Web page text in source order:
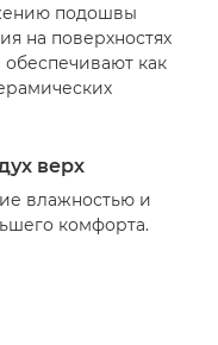
подошвы
на поверхностях
обеспечивают как
верх
влажностью и
комфорта.